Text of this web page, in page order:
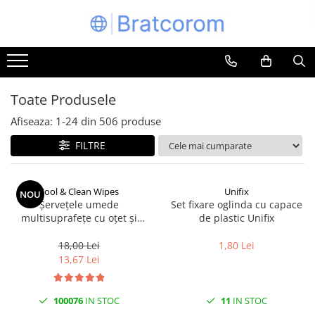
Toate Produsele
Articole animale
Adapatoare animale
Hrana pentru animale
Hrana pentru caini
Hrana pentru pisici
Auto
Bucatarii de vara Tuozi
Articole ambalare
Articole bucatarie
Articole mobila
Toate Produsele
Afiseaza: 1-24 din 506 produse
FILTRE
NOUCool & Clean Wipes
Șervețele umede
multisuprafețe cu oțet și
Clean
18,00 Lei
13,67 Lei
100076IN STOC
Unifix
Set fixare oglinda cu capace
de plastic Unifix
1,80 Lei
11 IN STOC